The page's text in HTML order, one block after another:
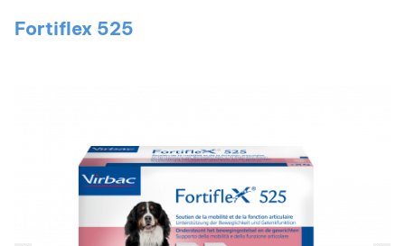
Fortiflex 525